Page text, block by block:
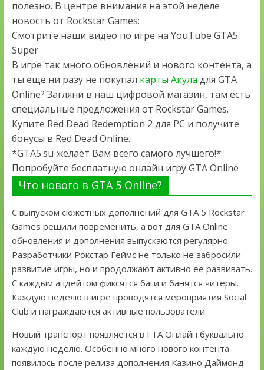
полезно. В центре внимания на этой неделе
новость от Rockstar Games:
Смотрите наши видео по игре на YouTube GTA5
Super
В игре так много обновлений и нового контента, а
ты ещё ни разу не покупал карты Акула для GTA
Online? Загляни в наш цифровой магазин, там есть
специальные предложения от Rockstar Games.
Купите Red Dead Redemption 2 для PC и получите
бонусы в Red Dead Online.
*GTA5.su желает Вам всего самого лучшего!*
Попробуйте бесплатную онлайн игру GTA Online
Что нового в GTA 5 Online?
С выпуском сюжетных дополнений для GTA 5 Rockstar
Games решили повременить, а вот для GTA Online
обновления и дополнения выпускаются регулярно.
Разработчики Рокстар Геймс не только не забросили
развитие игры, но и продолжают активно её развивать.
С каждым апдейтом фиксятся баги и банятся читеры.
Каждую неделю в игре проводятся мероприятия Social
Club и награждаются активные пользователи.
Новый транспорт появляется в ГТА Онлайн буквально
каждую неделю. Особенно много нового контента
появилось после релиза дополнения Казино Даймонд